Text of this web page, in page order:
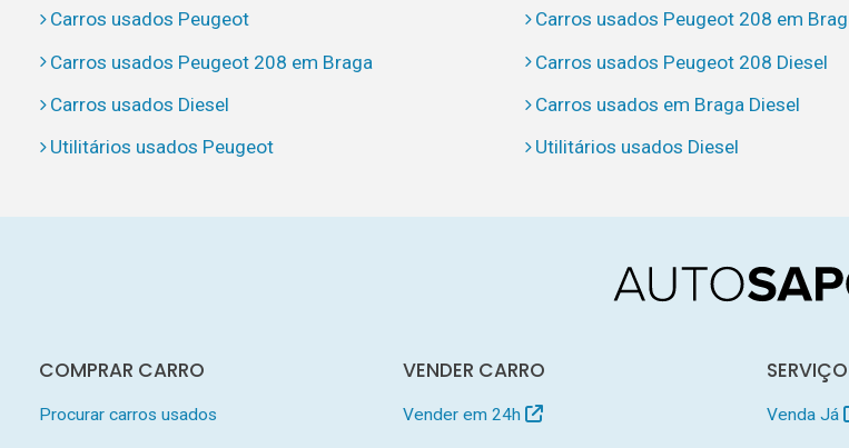
Carros usados Peugeot Carros usados Peugeot 208 em
Carros usados Peugeot 208 em Braga
Carros usados Peugeot 208 Diesel
Carros usados Diesel
Carros usados em Braga Diesel
Utilitários usados Peugeot
Utilitários usados Diesel
COMPRAR CARRO
Procurar carros usados
VENDER CARRO
Vender em 24h Venda Já